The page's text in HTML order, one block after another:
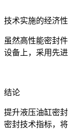
技术实施的经济
虽然高性能密封
设备上，采用先
结论
提升液压油缸密
密封技术指标，